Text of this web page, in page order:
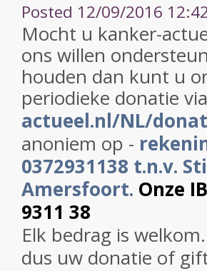
Posted 12/09/2016
Mocht u kanker-
ons willen
houden dan kunt u
periodieke donatie
actueel.nl/NL/
anoniem op -
0372931138 t.n.v.
Amersfoort. Onze
9311 38
Elk bedrag is
dus uw donatie of